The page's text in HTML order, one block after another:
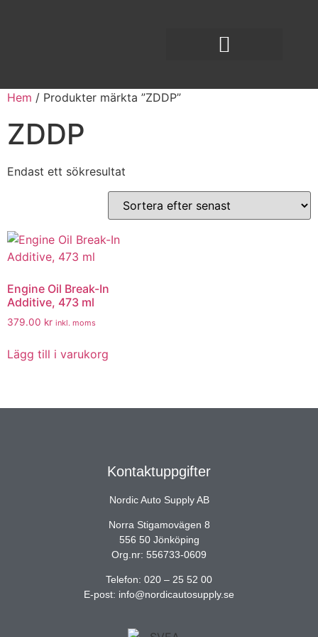
Hem / Produkter märkta ”ZDDP”
ZDDP
Endast ett sökresultat
Engine Oil Break-In
Additive, 473 ml
379.00 kr inkl. moms
Lägg till i varukorg
Kontaktuppgifter
Nordic Auto Supply AB
Norra Stigamovägen 8
556 50 Jönköping
Org.nr: 556733-0609
Telefon: 020 – 25 52 00
E-post: info@nordicautosupply.se